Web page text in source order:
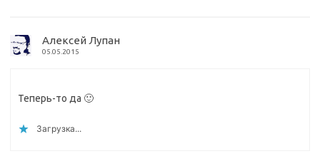
Алексей Лупан
05.05.2015
Теперь-то да 🙂
Загрузка...